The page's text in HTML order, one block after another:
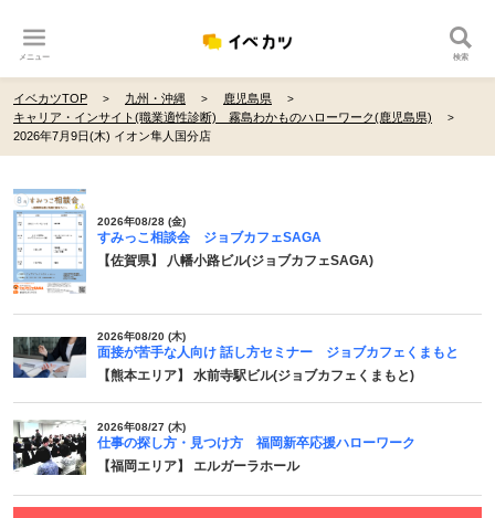
メニュー 検索
イベカツTOP 九州・沖縄
鹿児島県
キャリア・インサイト(職業適性診断) 霧島わかものハローワーク(鹿児島県)
2026年7月9日(木) イオン隼人国分店
2026年08/28 (金)
すみっこ相談会 ジョブカフェSAGA
【佐賀県】 八幡小路ビル(ジョブカフェSAGA)
2026年08/20 (木)
面接が苦手な人向け 話し方セミナー ジョブカフェくまもと
【熊本エリア】 水前寺駅ビル(ジョブカフェくまもと)
2026年08/27 (木)
仕事の探し方・見つけ方 福岡新卒応援ハローワーク
【福岡エリア】 エルガーラホール